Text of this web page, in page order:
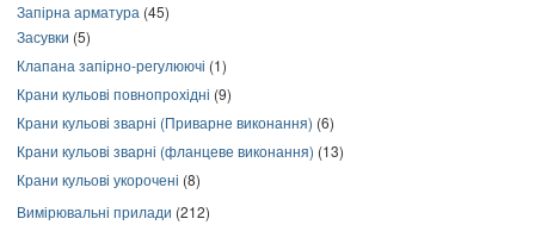
Запірна арматура (45)
Засувки (5)
Клапана запірно-регулюючі (1)
Крани кульові повнопрохідні (9)
Крани кульові зварні (Приварне виконання) (6)
Крани кульові зварні (фланцеве виконання) (13)
Крани кульові укорочені (8)
Вимірювальні прилади (212)